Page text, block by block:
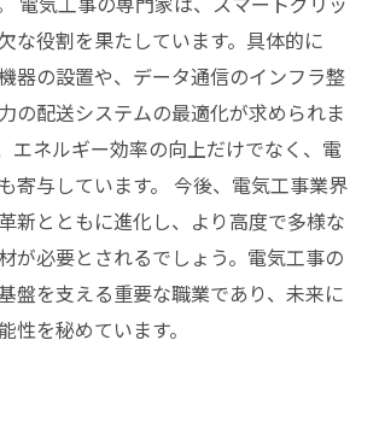
な役割を果たしています。具体的に
器の設置や、データ通信のインフラ整
の配送システムの最適化が求められま
エネルギー効率の向上だけでなく、電
寄与しています。 今後、電気工事業界
新とともに進化し、より高度で多様な
が必要とされるでしょう。電気工事の
盤を支える重要な職業であり、未来に
性を秘めています。